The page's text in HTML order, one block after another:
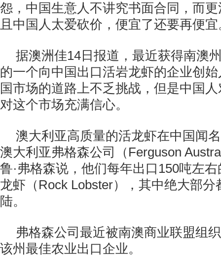
怨，中国生意人不讲究书面合同，而
且中国人太爱砍价，便宜了还要再便宜
据澳洲佳14日报道，最近获得南澳
的一个向中国出口活岩龙虾的企业创
国市场的道路上不乏挑战，但是中国
对这个市场充满信心。
澳大利亚高质量的活龙虾在中国闻
澳大利亚弗格森公司（Ferguson
鲁·弗格森说，他们每年出口150吨左
龙虾（Rock Lobster），其中绝大部
陆。
弗格森公司最近被南澳商业联盟组
该州最佳农业出口企业。